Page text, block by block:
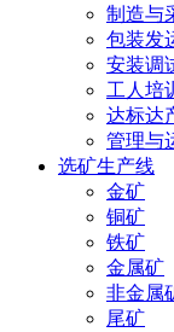
制造与
包装发
安装调
工人培
达标达
管理与
选矿生产线
金矿
铜矿
铁矿
金属矿
非金属
尾矿